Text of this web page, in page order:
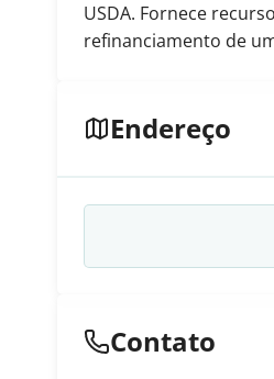
USDA. Fornece
refinanciamento de
Endereço
Contato